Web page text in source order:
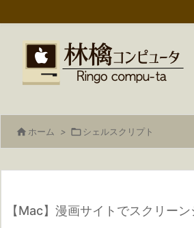
 ホーム > シェルスクリプト
【Mac】漫画サイトでスクリー